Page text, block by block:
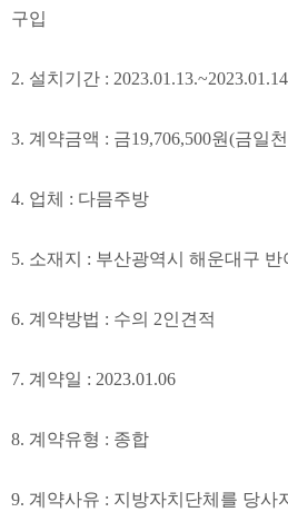
구입
2. 설치 기간 : 2023.01.13.~2023.01.14
3. 계약금액 : 금19,706,500원(금일
4. 업체 : 다믐주방
5. 소재지 : 부산광역시 해운대구 반
6. 계약방법 : 수의 2인견적
7. 계약일 : 2023.01.06
8. 계약유형 : 종합
9. 계약사유 : 지방자치단체를 당사